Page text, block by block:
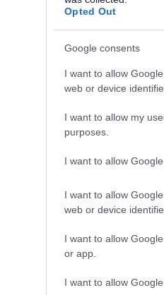
Opted Out
Google consents
I want to allow
web or device
I want to allow my
purposes.
I want to allow
I want to allow
web or device
I want to allow
or app.
I want to allow